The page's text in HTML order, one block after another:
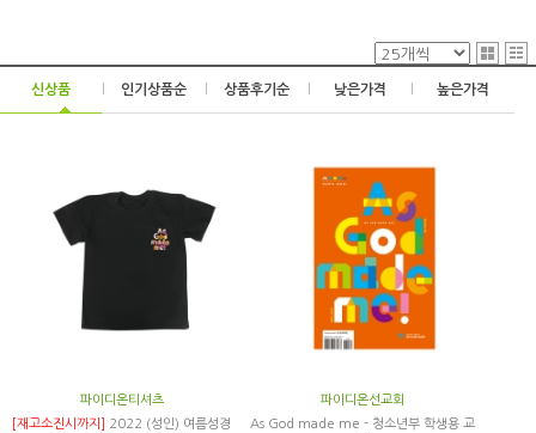
신상품 인기상품순 상품후기순 낮은가격 높은가격
파이디온티셔츠
[재고소진시까지]
2022 (성인) 여름성경
파이디온선교회
As God made me - 청소년부 학생용 교